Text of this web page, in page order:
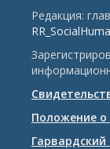
Редакция:
Положение